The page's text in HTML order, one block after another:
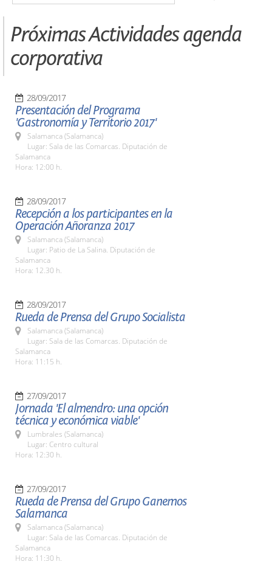
Próximas Actividades agenda
corporativa
28/09/2017
Presentación del Programa
'Gastronomía y Territorio 2017'
Salamanca (Salamanca)
Lugar: Sala de las Comarcas. Diputación de
Salamanca
Hora: 12:00 h.
28/09/2017
Recepción a los participantes en la
Operación Añoranza 2017
Salamanca (Salamanca)
Lugar: Patio de La Salina. Diputación de
Salamanca
Hora: 12.30 h.
28/09/2017
Rueda de Prensa del Grupo Socialista
Salamanca (Salamanca)
Lugar: Sala de las Comarcas. Diputación de
Salamanca
Hora: 11:15 h.
27/09/2017
Jornada 'El almendro: una opción
técnica y económica viable'
Lumbrales (Salamanca)
Lugar: Centro cultural
Hora: 12:30 h.
27/09/2017
Rueda de Prensa del Grupo Ganemos
Salamanca
Salamanca (Salamanca)
Lugar: Sala de las Comarcas. Diputación de
Salamanca
Hora: 11:30 h.